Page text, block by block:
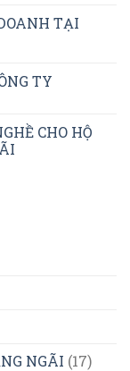
TẠI
TY
CHO HỘ
NGÃI (17)